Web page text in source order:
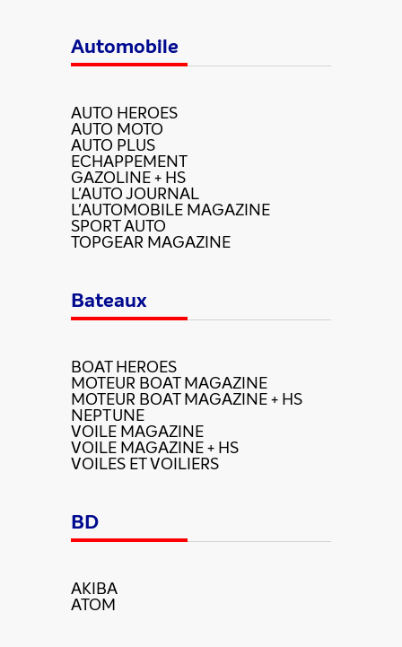
Automobile
AUTO HEROES
AUTO MOTO
AUTO PLUS
ECHAPPEMENT
GAZOLINE + HS
L'AUTO JOURNAL
L'AUTOMOBILE MAGAZINE
SPORT AUTO
TOPGEAR MAGAZINE
Bateaux
BOAT HEROES
MOTEUR BOAT MAGAZINE
MOTEUR BOAT MAGAZINE + HS
NEPTUNE
VOILE MAGAZINE
VOILE MAGAZINE + HS
VOILES ET VOILIERS
BD
AKIBA
ATOM